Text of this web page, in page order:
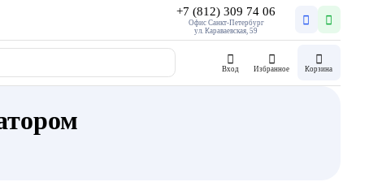
+7 (812) 309 74 06
Офис Санкт-Петербург
ул. Караваевская, 59
Вход Избранное Корзина